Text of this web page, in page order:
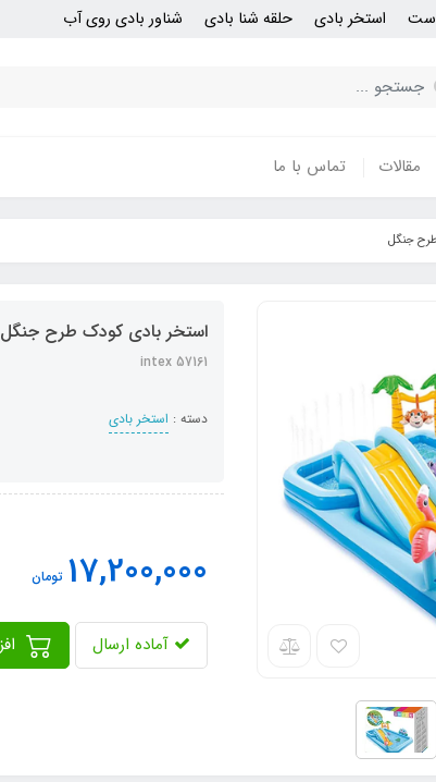
ست استخر بادی حلقه شنا بادی شناور بادی روی آب
مقالات تماس با ما
جنگل
استخر بادی کودک طرح جنگل
intex 57161
دسته : استخر بادی
17,200,000 تومان
آماده ارسال